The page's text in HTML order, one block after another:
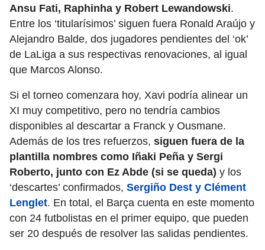
Ansu Fati, Raphinha y Robert Lewandowski.
Entre los ‘titularísimos’ siguen fuera Ronald Araújo y
Alejandro Balde, dos jugadores pendientes del ‘ok’
de LaLiga a sus respectivas renovaciones, al igual
que Marcos Alonso.
Si el torneo comenzara hoy, Xavi podría alinear un
XI muy competitivo, pero no tendría cambios
disponibles al descartar a Franck y Ousmane.
Además de los tres refuerzos, siguen fuera de la
plantilla nombres como Iñaki Peña y Sergi
Roberto, junto con Ez Abde (si se queda) y los
‘descartes’ confirmados, Sergiño Dest y Clément
Lenglet. En total, el Barça cuenta en este momento
con 24 futbolistas en el primer equipo, que pueden
ser 20 después de resolver las salidas pendientes.